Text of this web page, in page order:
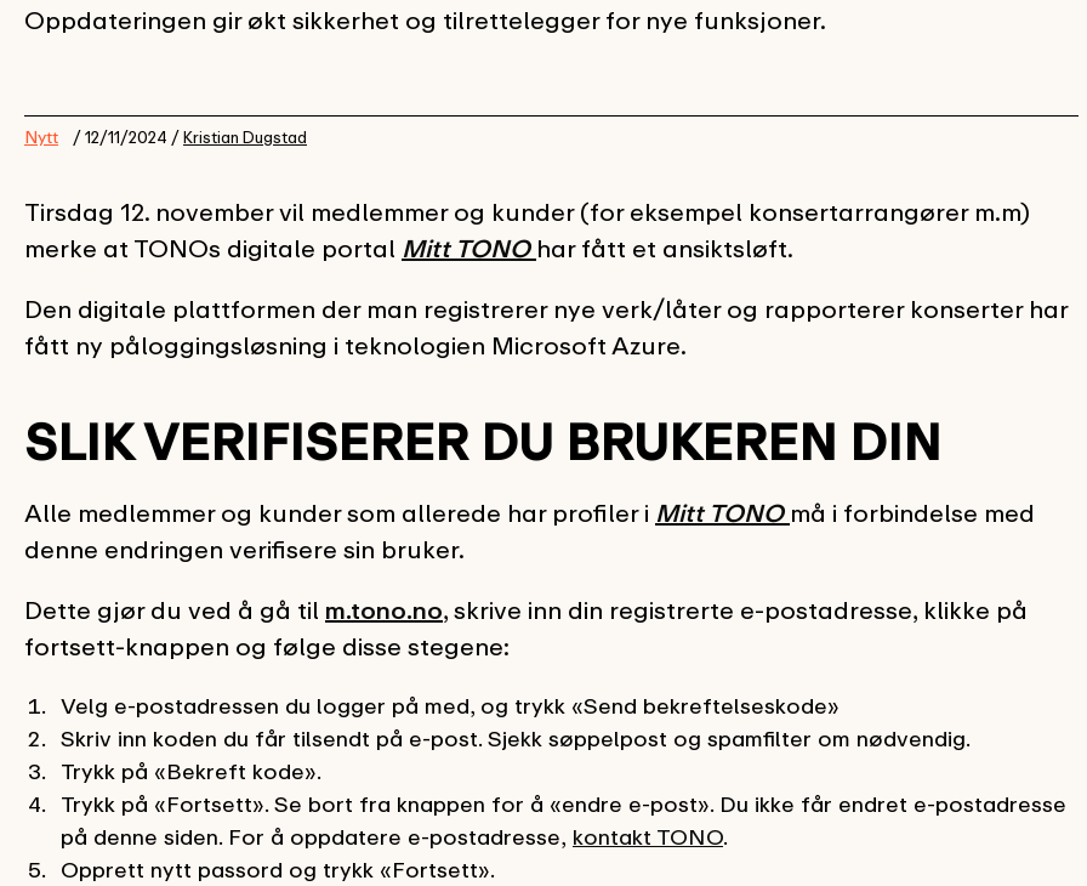
Oppdateringen gir økt sikkerhet og tilrettelegger for nye funksjoner.
Nytt / 12/11/2024 /Kristian Dugstad
Tirsdag 12. november vil medlemmer og kunder (for eksempel konsertarrangører m.m)
merke at TONOs digitale portal Mitt TONO har fått et ansiktsløft.
Den digitale plattformen der man registrerer nye verk/låter og rapporterer konserter har
fått ny påloggingsløsning i teknologien Microsoft Azure.
SLIK VERIFISERER DU BRUKEREN DIN
Alle medlemmer og kunder som allerede har profiler i Mitt TONO må i forbindelse med
denne endringen verifisere sin bruker.
Dette gjør du ved å gå til m.tono.no, skrive inn din registrerte e-postadresse, klikke på
fortsett-knappen og følge disse stegene:
Velg e-postadressen du logger på med, og trykk «Send bekreftelseskode»
Skriv inn koden du får tilsendt på e-post. Sjekk søppelpost og spamfilter om nødvendig.
Trykk på «Bekreft kode».
Trykk på «Fortsett». Se bort fra knappen for å «endre e-post». Du ikke får endret e-postadresse
på denne siden. For å oppdatere e-postadresse, kontakt TONO.
Opprett nytt passord og trykk «Fortsett».